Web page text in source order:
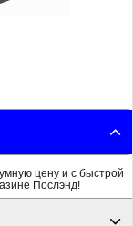
цену и с быстрой
Послэнд!